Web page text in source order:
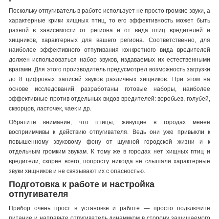
Поскольку отпугиватель в работе использует не просто громкие звуки, а
характерные крики хищных птиц, то его эффективность может быть
разной в зависимости от региона и от вида птиц вредителей и
хищников, характерных для вашего региона. Соответственно, для
наиболее эффективного отпугивания конкретного вида вредителей
должен использоваться набор звуков, издаваемых их естественными
врагами. Для этого производитель предусмотрел возможность загрузки
до 8 цифровых записей звуков различных хищников. При этом на
основе исследований разработаны готовые наборы, наиболее
эффективные против отдельных видов вредителей: воробьев, голубей,
скворцов, ласточек, чаек и др.
Обратите внимание, что птицы, живущие в городах менее
восприимчивы к действию отпугивателя. Ведь они уже привыкли к
повышенному звуковому фону от шумной городской жизни и к
отдельным громким звукам. К тому же в городах нет хищных птиц и
вредители, скорее всего, попросту никогда не слышали характерные
звуки хищников и не связывают их с опасностью.
Подготовка к работе и настройка
отпугивателя
Прибор очень прост в установке и работе — просто подключите